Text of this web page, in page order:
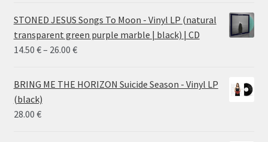
STONED JESUS Songs To Moon - Vinyl LP (natural
transparent green purple marble | black) | CD
14.50 €– 26.00 €Price
14.50 €
BRING ME THE HORIZON Suicide Season - Vinyl LP
(black)
28.00 €